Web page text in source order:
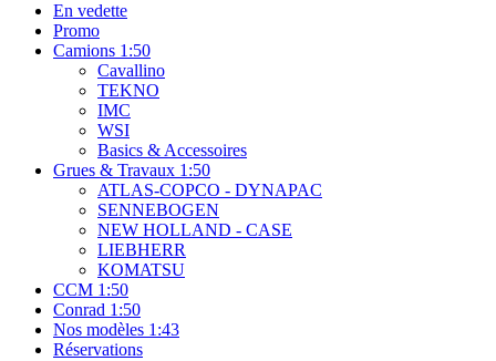
En vedette
Promo
Camions 1:50
Cavallino
TEKNO
IMC
WSI
Basics & Accessoires
Grues & Travaux 1:50
ATLAS-COPCO - DYNAPAC
SENNEBOGEN
NEW HOLLAND - CASE
LIEBHERR
KOMATSU
CCM 1:50
Conrad 1:50
Nos modèles 1:43
Réservations